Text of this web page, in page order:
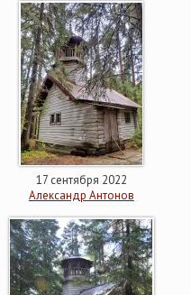
17 сентября 2022
Александр Антонов